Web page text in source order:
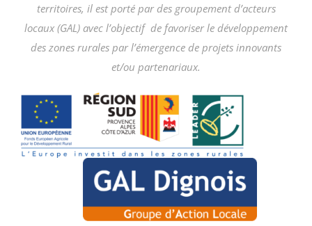
territoires, il est porté par des groupement d’acteurs
locaux (GAL) avec l’objectif de favoriser le développement
des zones rurales par l’émergence de projets innovants
et/ou partenariaux.